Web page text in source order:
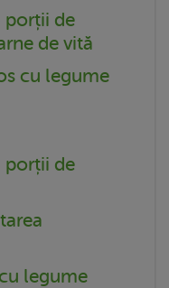
porții de
de vită
cu legume
porții de
legume